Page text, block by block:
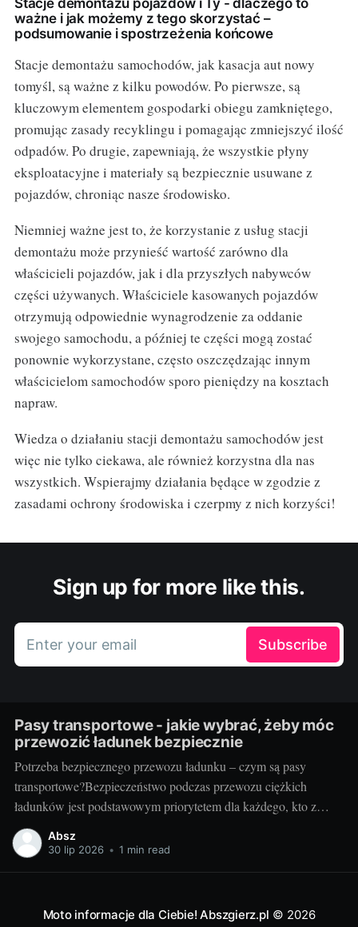
Stacje demontażu pojazdów i Ty - dlaczego to
ważne i jak możemy z tego skorzystać –
podsumowanie i spostrzeżenia końcowe
Stacje demontażu samochodów, jak kasacja aut nowy
tomyśl, są ważne z kilku powodów. Po pierwsze, są
kluczowym elementem gospodarki obiegu zamkniętego,
promując zasady recyklingu i pomagając zmniejszyć ilość
odpadów. Po drugie, zapewniają, że wszystkie płyny
eksploatacyjne i materiały są bezpiecznie usuwane z
pojazdów, chroniąc nasze środowisko.
Niemniej ważne jest to, że korzystanie z usług stacji
demontażu może przynieść wartość zarówno dla
właścicieli pojazdów, jak i dla przyszłych nabywców
części używanych. Właściciele kasowanych pojazdów
otrzymują odpowiednie wynagrodzenie za oddanie
swojego samochodu, a później te części mogą zostać
ponownie wykorzystane, często oszczędzając innym
właścicielom samochodów sporo pieniędzy na kosztach
napraw.
Wiedza o działaniu stacji demontażu samochodów jest
więc nie tylko ciekawa, ale również korzystna dla nas
wszystkich. Wspierajmy działania będące w zgodzie z
zasadami ochrony środowiska i czerpmy z nich korzyści!
Sign up for more like this.
Enter your email Subscribe
Pasy transportowe - jakie wybrać, żeby móc
przewozić ładunek bezpiecznie
Potrzeba bezpiecznego przewozu ładunku – czym są pasy
transportowe?Bezpieczeństwo podczas przewozu ciężkich
ładunków jest podstawowym priorytetem dla każdego, kto z
powodzeniem chce prowadzić biznes w branży transportowej.
Aby zapewnić stabilność mocowania oraz uniknąć potencjalnie
kluczowych elementów tego
Absz
30 lip 2026 • 1 min read
Moto informacje dla Ciebie! Abszgierz.pl © 2026